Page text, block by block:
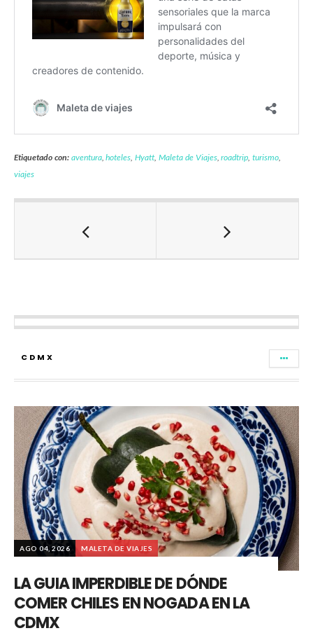
Etiquetado con: aventura,hoteles ,Hyatt,Maleta de Viajes,roadtrip ,turismo
viajes
CDMX
AGO 04, 2026 MALETA DE VIAJES
LA GUIA IMPERDIBLE DE DÓNDE
COMER CHILES EN NOGADA EN LA
CDMX